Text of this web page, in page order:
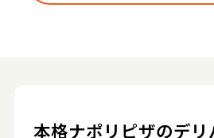
本格ナポリピザのデリ